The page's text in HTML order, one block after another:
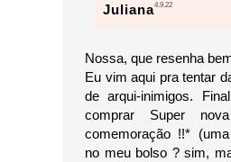
Juliana4.9.22
Nossa, que resenha
Eu vim aqui pra tentar
de arqui-inimigos.
comprar Super
comemoração !!*
no meu bolso ? sim,